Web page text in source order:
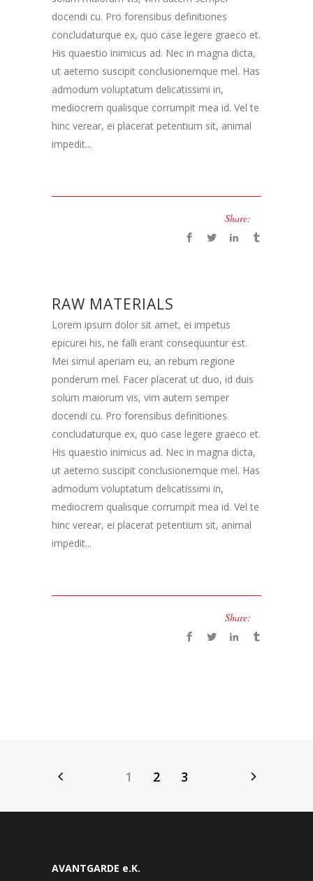
docendi cu. Pro forensibus definitiones
concludaturque ex, quo case legere graeco et.
His quaestio inimicus ad. Nec in magna dicta,
ut aeterno suscipit conclusionemque mel. Has
admodum voluptatum delicatissimi in,
mediocrem qualisque corrumpit mea id. Vel te
hinc verear, ei placerat petentium sit, animal
impedit...
Share:
RAW MATERIALS
Lorem ipsum dolor sit amet, ei impetus
epicurei his, ne falli erant consequuntur est.
Mei simul aperiam eu, an rebum regione
ponderum mel. Facer placerat ut duo, id duis
solum maiorum vis, vim autem semper
docendi cu. Pro forensibus definitiones
concludaturque ex, quo case legere graeco et.
His quaestio inimicus ad. Nec in magna dicta,
ut aeterno suscipit conclusionemque mel. Has
admodum voluptatum delicatissimi in,
mediocrem qualisque corrumpit mea id. Vel te
hinc verear, ei placerat petentium sit, animal
impedit...
Share:
1 2 3
AVANTGARDE e.K.